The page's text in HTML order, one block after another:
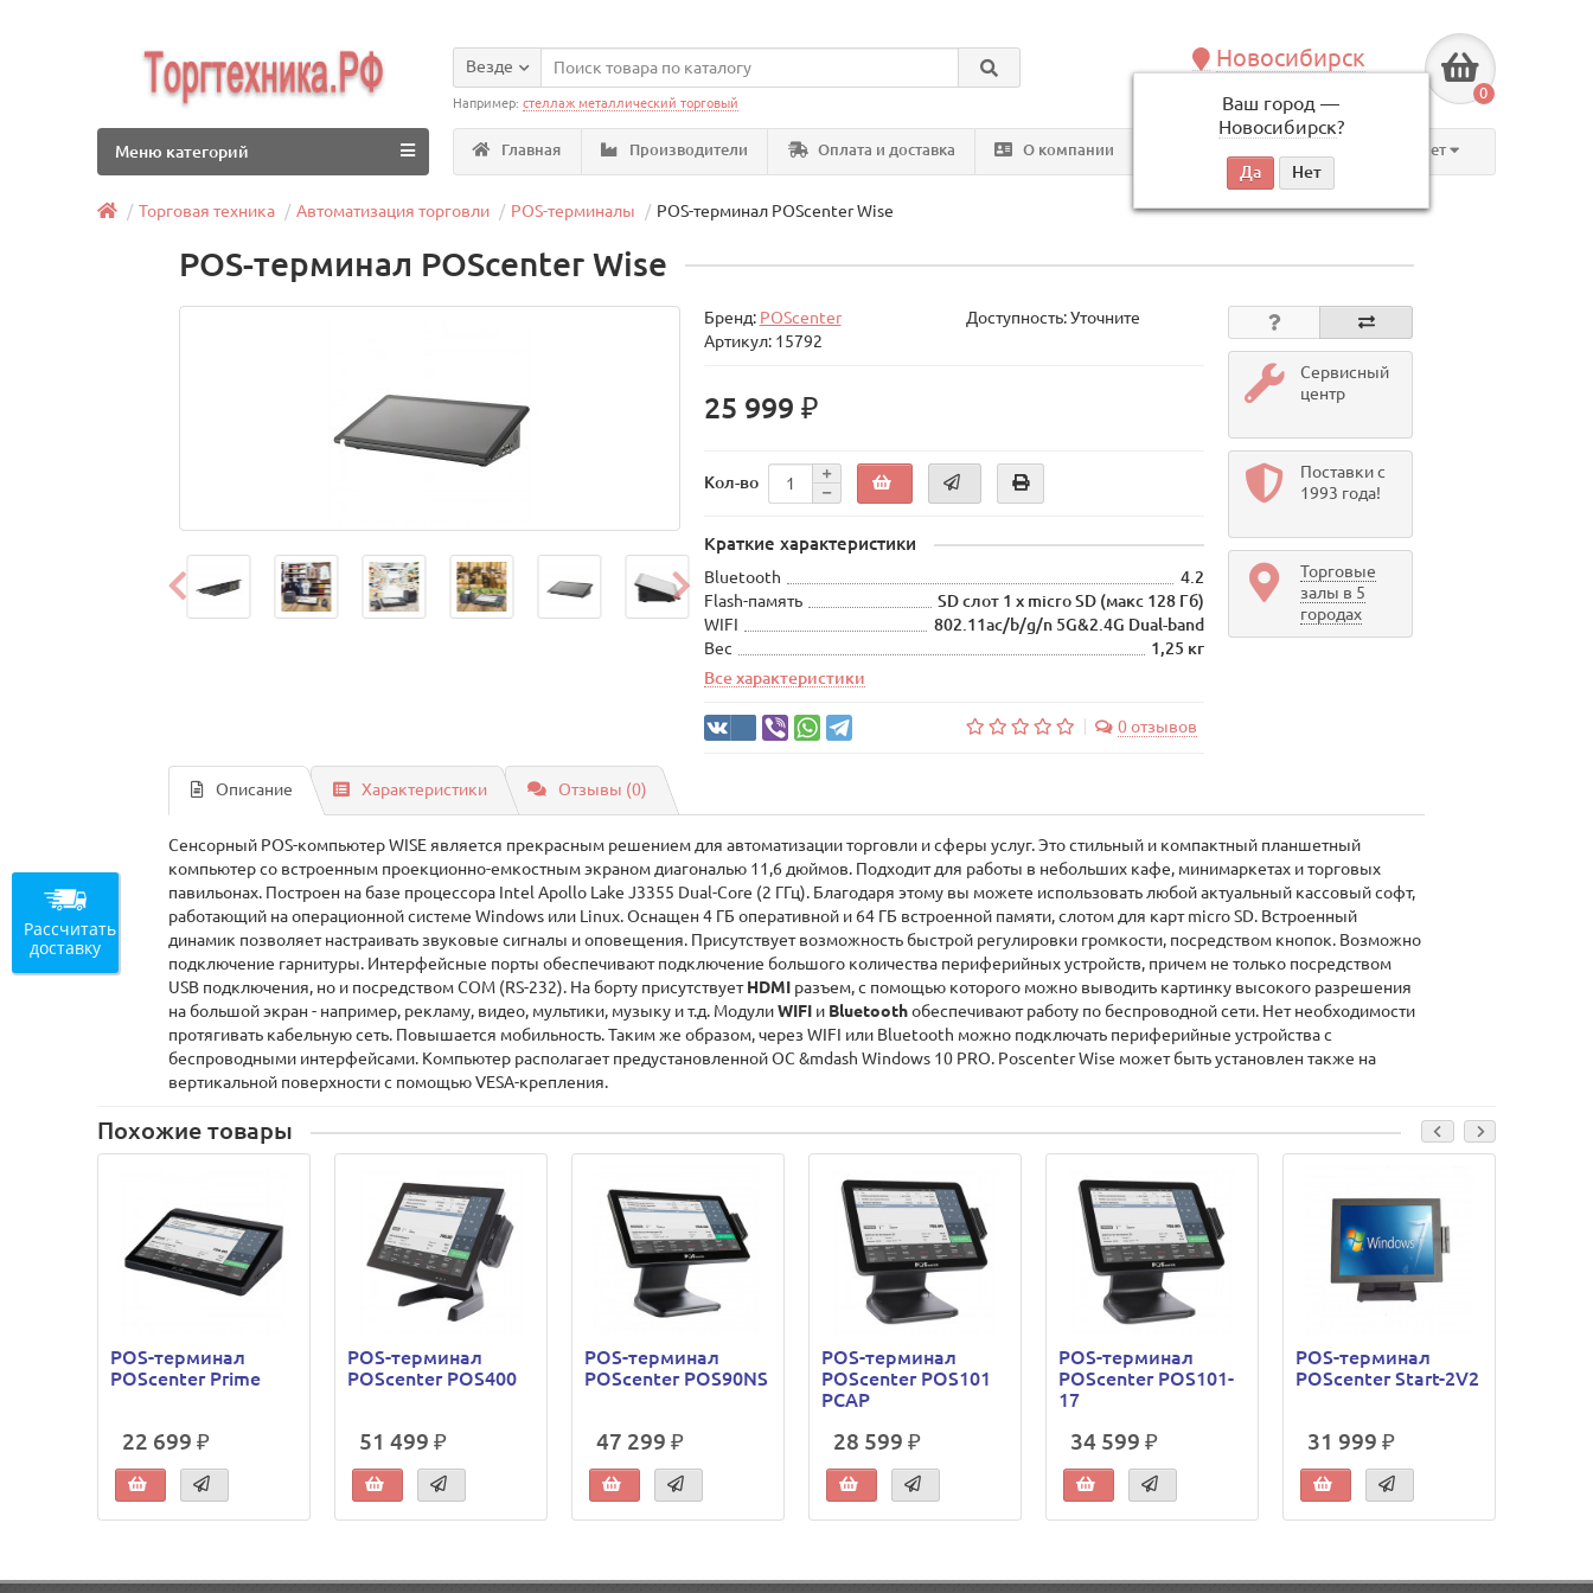
Новосибирск
Ваш город —
Новосибирск?
по будням, с 09:00 до 18:00
0
Везде
Например:стеллаж металлический торговый
Главная Производители Оплата и доставка О компании Личный кабинет
Меню категорий
Торговая техника Автоматизация торговли POS-терминалы POS-терминал POScenter Wise
POS-терминал POScenter Wise
Бренд: POScenter
Доступность: Уточните
Артикул: 15792
25 999 ₽
Кол-во
Краткие характеристики
Bluetooth
4.2
Flash-память
SD слот 1 х micro SD (макс 128 Гб)
WIFI
802.11ac/b/g/n 5G&2.4G Dual-band
Вес
1,25 кг
Все характеристики
0 отзывов
Сервисный
центр
Поставки с
1993 года!
Торговые
залы в 5
городах
Описание Характеристики Отзывы (0)
Сенсорный POS-компьютер WISE является прекрасным решением для автоматизации торговли и сферы услуг. Это стильный и компактный планшетный
компьютер со встроенным проекционно-емкостным экраном диагональю 11,6 дюймов. Подходит для работы в небольших кафе, минимаркетах и торговых
павильонах. Построен на базе процессора Intel Apollo Lake J3355 Dual-Core (2 ГГц). Благодаря этому вы можете использовать любой актуальный кассовый софт,
работающий на операционной системе Windows или Linux. Оснащен 4 ГБ оперативной и 64 ГБ встроенной памяти, слотом для карт micro SD. Встроенный
динамик позволяет настраивать звуковые сигналы и оповещения. Присутствует возможность быстрой регулировки громкости, посредством кнопок. Возможно
подключение гарнитуры. Интерфейсные порты обеспечивают подключение большого количества периферийных устройств, причем не только посредством
USB подключения, но и посредством COM (RS-232). На борту присутствуетHDMI разъем, с помощью которого можно выводить картинку высокого разрешения
на большой экран - например, рекламу, видео, мультики, музыку и т.д. МодулиWIFI и Bluetoothобеспечивают работу по беспроводной сети. Нет необходимости
протягивать кабельную сеть. Повышается мобильность. Таким же образом, через WIFI или Bluetooth можно подключать периферийные устройства с
беспроводными интерфейсами. Компьютер располагает предустановленной ОС &mdash Windows 10 PRO. Poscenter Wise может быть установлен также на
вертикальной поверхности с помощью VESA-крепления.
Похожие товары
POS-терминал
POScenter Prime
22 699 ₽
POS-терминал
POScenter POS400
51 499 ₽
POS-терминал
POScenter POS90NS
47 299 ₽
POS-терминал
POScenter POS101
PCAP
28 599 ₽
POS-терминал
POScenter POS101-
17
34 599 ₽
POS-терминал
POScenter Start-2V2
31 999 ₽
Рассчитать
доставку